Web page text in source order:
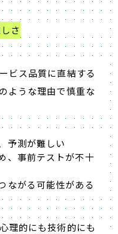
さ
ビス品質に直結する
ような理由で慎重な
予測が難しい
、事前テストが不十
ながる可能性がある
理的にも技術的にも